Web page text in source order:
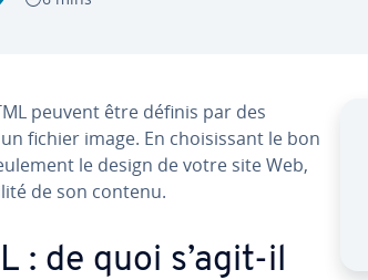
peuvent être définis par des
fichier image. En choi­sis­sant le bon
le design de votre site Web,
de son contenu.
: de quoi s’agit-il